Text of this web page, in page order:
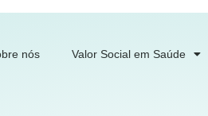
nós Valor Social em Saúde